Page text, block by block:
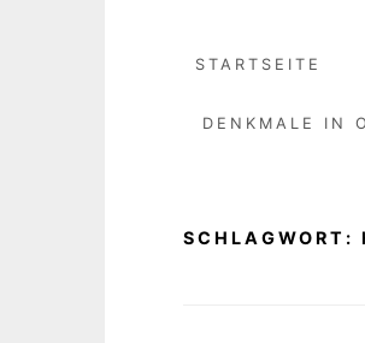
STARTSEITE
DENKMALE IN
SCHLAGWORT: